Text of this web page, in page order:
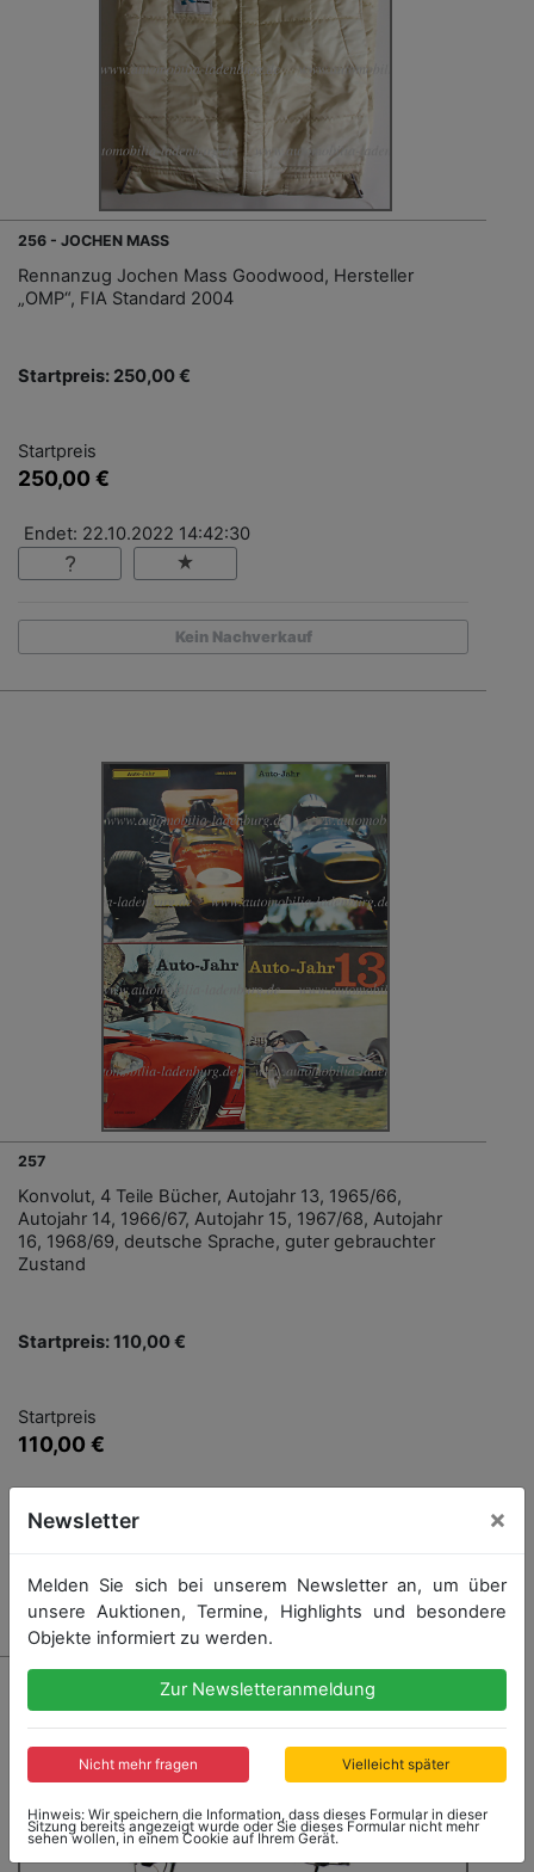
256 - JOCHEN MASS
Rennanzug Jochen Mass Goodwood, Hersteller
„OMP“, FIA Standard 2004
Startpreis: 250,00 €
Startpreis
250,00 €
Endet: 22.10.2022 14:42:30
Kein Nachverkauf
257
Konvolut, 4 Teile Bücher, Autojahr 13, 1965/66,
Autojahr 14, 1966/67, Autojahr 15, 1967/68, Autojahr
16, 1968/69, deutsche Sprache, guter gebrauchter
Zustand
Startpreis: 110,00 €
Startpreis
110,00 €
Kein Nachverkauf
Newsletter ×
Melden Sie sich bei unserem Newsletter an, um über
unsere Auktionen, Termine, Highlights und besondere
Objekte informiert zu werden.
Zur Newsletteranmeldung
Nicht mehr fragen Vielleicht später
Hinweis: Wir speichern die Information, dass dieses Formular in dieser
Sitzung bereits angezeigt wurde oder Sie dieses Formular nicht mehr
sehen wollen, in einem Cookie auf Ihrem Gerät.